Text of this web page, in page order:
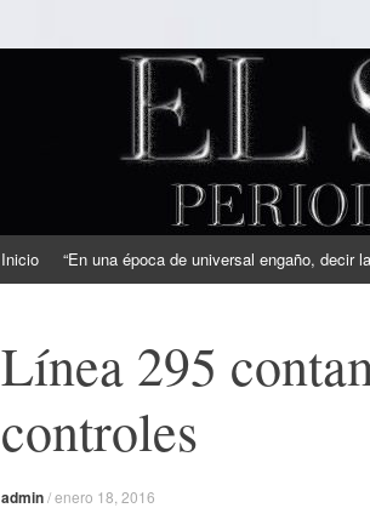
EL SINDICAL
Periodismo Inteligente
Inicio “En una época de universal engaño, decir
Línea 295
controles
admin/enero 18, 2016